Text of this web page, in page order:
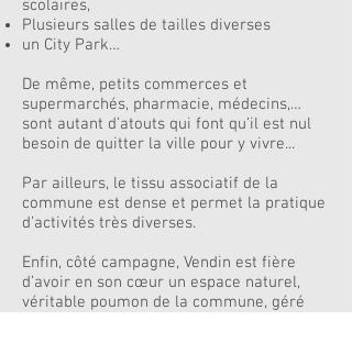
scolaires,
Plusieurs salles de tailles diverses
un City Park…
De même, petits commerces et
supermarchés, pharmacie, médecins,…
sont autant d’atouts qui font qu’il est nul
besoin de quitter la ville pour y vivre...
Par ailleurs, le tissu associatif de la
commune est dense et permet la pratique
d’activités très diverses.
Enfin, côté campagne, Vendin est fière
d’avoir en son cœur un espace naturel,
véritable poumon de la commune, géré